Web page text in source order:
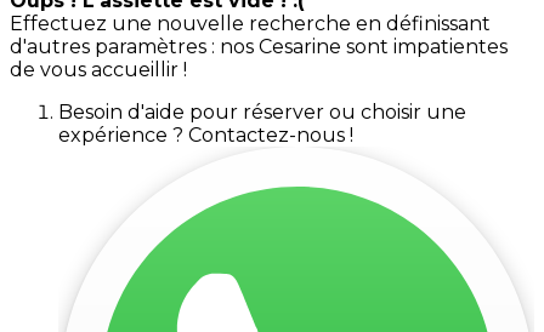
Effectuez une nouvelle recherche en définissant
d'autres paramètres : nos Cesarine sont impatientes
de vous accueillir !
Besoin d'aide pour réserver ou choisir une
expérience ? Contactez-nous !